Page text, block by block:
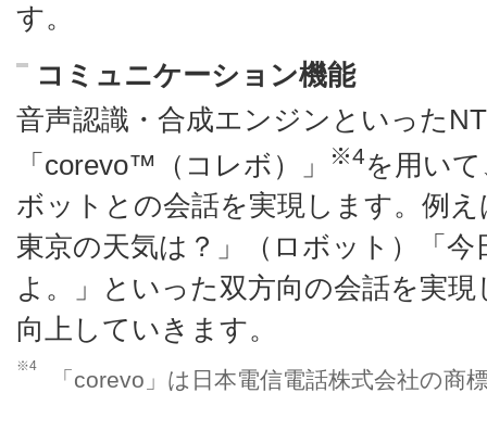
す。
コミュニケーション機能
音声認識・合成エンジンといった
「corevo™（コレボ）」
※4を用い
ボットとの会話を実現します。例
東京の天気は？」（ロボット）「
よ。」といった双方向の会話を実
向上していきます。
※4
「corevo」は日本電信電話株式会社の商